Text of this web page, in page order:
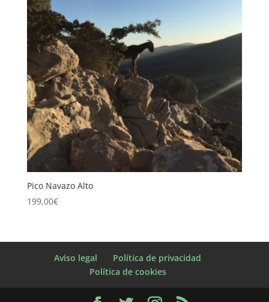
Pico Navazo Alto
199,00€
Aviso legal
Política de privacidad
Política de cookies